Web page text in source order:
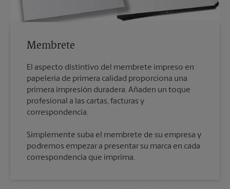
Membrete
El aspecto distintivo del membrete impreso en
papelería de primera calidad proporciona una
primera impresión duradera. Añaden un toque
profesional a las cartas, facturas y
Simplemente suba el membrete de su empresa y
podremos empezar a presentar su marca en cada
correspondencia que imprima.